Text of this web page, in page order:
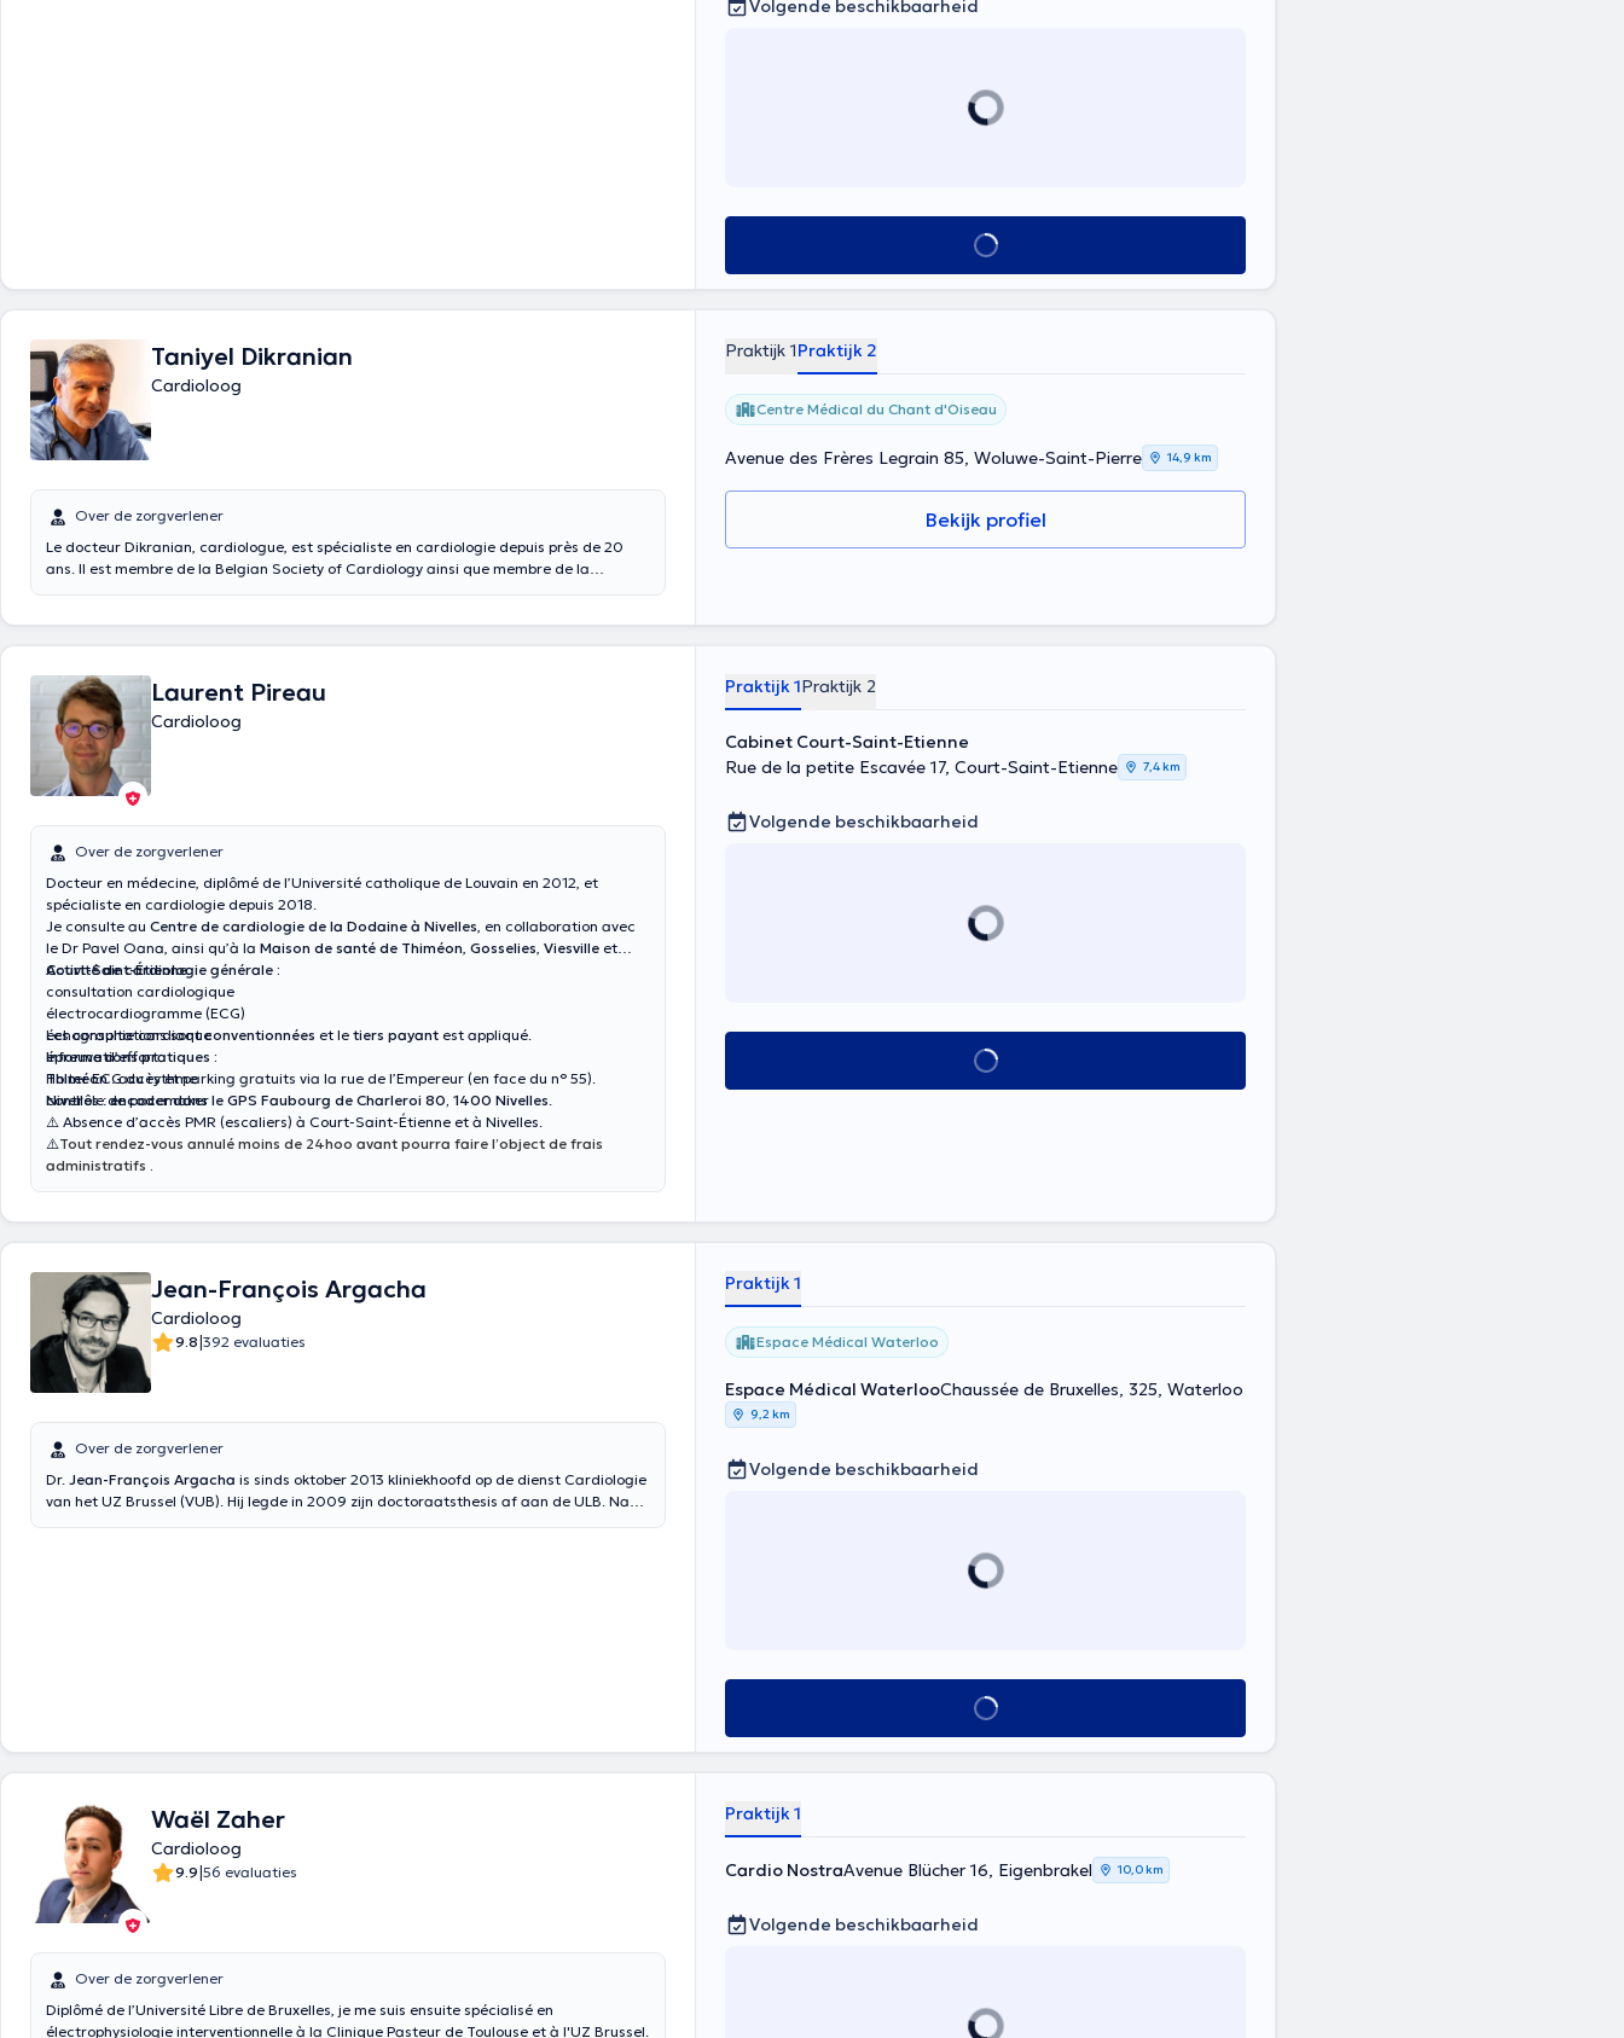
Volgende beschikbaarheid
Alles zien
Taniyel Dikranian
Cardioloog
Over de zorgverlener
Le docteur Dikranian, cardiologue, est spécialiste en cardiologie depuis près de 20
ans. Il est membre de la Belgian Society of Cardiology ainsi que membre de la
Wavre ainsi qu'à Omal.
Praktijk 1Praktijk 2
Centre Médical du Chant d'Oiseau
Avenue des Frères Legrain 85, Woluwe-Saint-Pierre 14,9 km
Bekijk profiel
Laurent Pireau
Cardioloog
Over de zorgverlener
Docteur en médecine, diplômé de l’Université catholique de Louvain en 2012, et
spécialiste en cardiologie depuis 2018.
Je consulte au Centre de cardiologie de la Dodaine à Nivelles, en collaboration avec
le Dr Pavel Oana, ainsi qu’à la Maison de santé de Thiméon, Gosselies, Viesville et
Court-Saint-Étienne.
Activité de cardiologie générale :
consultation cardiologique
électrocardiogramme (ECG)
échographie cardiaque
épreuve d’effort
Holter ECG du rythme
contrôle de pacemaker
Les consultations sontconventionnées et le tiers payant est appliqué.
Informations pratiques :
Thiméon: accès et parking gratuits via la rue de l’Empereur (en face du n° 55).
Nivelles:encoder dans le GPS Faubourg de Charleroi 80, 1400 Nivelles.
⚠️ Absence d’accès PMR (escaliers) à Court-Saint-Étienne et à Nivelles.
⚠️Tout rendez-vous annulé moins de 24hoo avant pourra faire l’object de frais
administratifs .
Praktijk 1Praktijk 2
Cabinet Court-Saint-Etienne
Rue de la petite Escavée 17, Court-Saint-Etienne
7,4 km
Volgende beschikbaarheid
Alles zien
Jean-François Argacha
Cardioloog
9.8|392 evaluaties
Over de zorgverlener
Dr. Jean-François Argacha is sinds oktober 2013 kliniekhoofd op de dienst Cardiologie
van het UZ Brussel (VUB). Hij legde in 2009 zijn doctoraatsthesis af aan de ULB. Na
Praktijk 1
Espace Médical Waterloo
Espace Médical WaterlooChaussée de Bruxelles, 325, Waterloo
9,2 km
Volgende beschikbaarheid
Alles zien
Waël Zaher
Cardioloog
9.9|56 evaluaties
Over de zorgverlener
Diplômé de l’Université Libre de Bruxelles, je me suis ensuite spécialisé en
électrophysiologie interventionnelle à la Clinique Pasteur de Toulouse et à l'UZ Brussel.
Praktijk 1
Cardio NostraAvenue Blücher 16, Eigenbrakel 10,0 km
Volgende beschikbaarheid